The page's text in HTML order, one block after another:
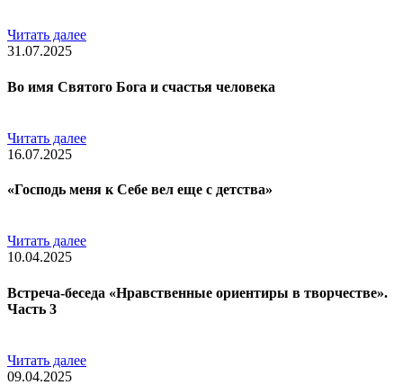
Читать далее
31.07.2025
Во имя Святого Бога и счастья человека
Читать далее
16.07.2025
«Господь меня к Себе вел еще с детства»
Читать далее
10.04.2025
Встреча-беседа «Нравственные ориентиры в творчестве».
Часть 3
Читать далее
09.04.2025